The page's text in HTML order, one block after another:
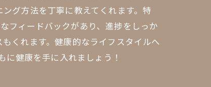
グ方法を丁寧に教えてくれます。特
フィードバックがあり、進捗をしっか
くれます。健康的なライフスタイルへ
健康を手に入れましょう！